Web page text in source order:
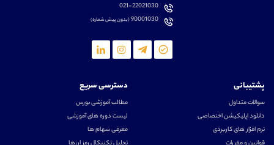
021-22021030
90001030(بدون پیش شماره)
پشتیبانی
سوالات متداول
دانلود اپلیکیشن اختصاصی
نرم افزار های کاربردی
دسترسی سریع
مطالب آموزشی بورس
لیست دوره های آموزشی
معرفی سهام ها